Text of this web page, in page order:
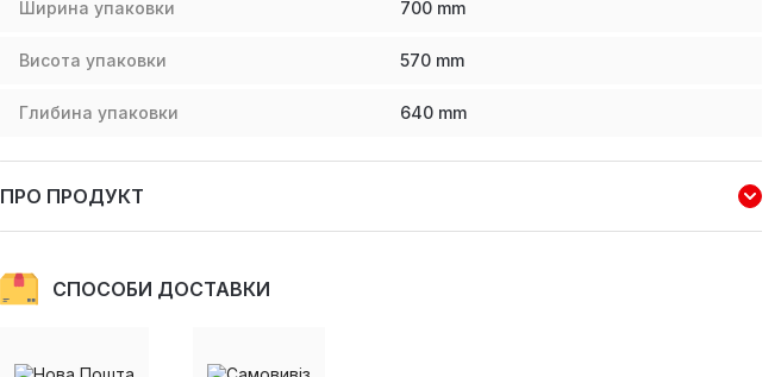
Ширина упаковки 700 mm
Висота упаковки 570 mm
Глибина упаковки 640 mm
ПРО ПРОДУКТ
СПОСОБИ ДОСТАВКИ